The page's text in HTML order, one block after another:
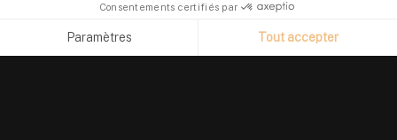
Consentements certifiés par
Paramètres Tout accepter